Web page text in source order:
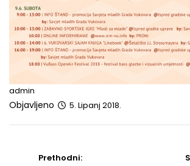
admin
Objavljeno 5. Lipanj 2018.
navigation
Prethodni:Prethodni